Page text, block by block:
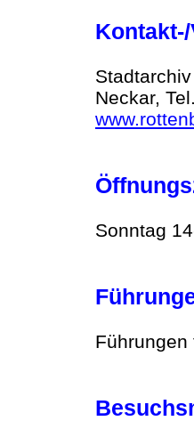
Neckar,
Sonntag